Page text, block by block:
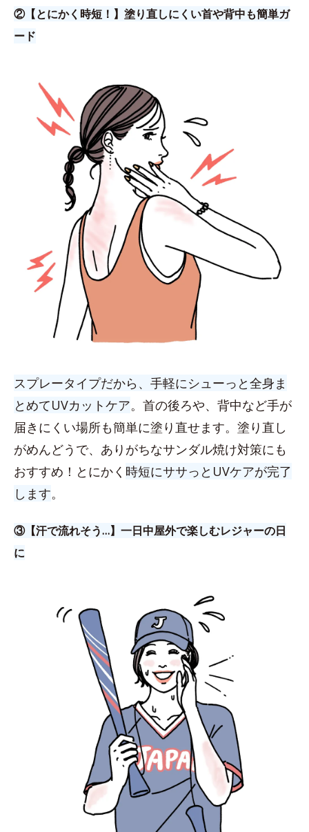
②【とにかく時短！】塗り直しにくい首や背中も簡単ガ
ード
スプレータイプだから、手軽にシューっと全身ま
とめてUVカットケア。首の後ろや、背中など手が
届きにくい場所も簡単に塗り直せます。塗り直し
がめんどうで、ありがちなサンダル焼け対策にも
おすすめ！とにかく 時短にササっとUVケアが完了
します。
③【汗で流れそう…】一日中屋外で楽しむレジャーの日
に